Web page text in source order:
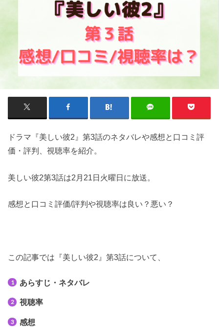
ドラマ『美しい彼2』第3話のネタバレや感想と口コミ評
価・評判、視聴率を紹介。
美しい彼2第3話は2月21日火曜日に放送。
感想と口コミ評価/評判や視聴率は良い？悪い？
この記事では『美しい彼2』第3話について、
あらすじ・ネタバレ
視聴率
感想